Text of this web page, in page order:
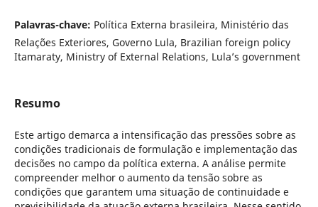
Palavras-chave: Política Externa brasileira, Ministério das
Relações Exteriores, Governo Lula, Brazilian foreign policy
Itamaraty, Ministry of External Relations, Lula’s government
Resumo
Este artigo demarca a intensificação das pressões sobre as
condições tradicionais de formulação e implementação das
decisões no campo da política externa. A análise permite
compreender melhor o aumento da tensão sobre as
condições que garantem uma situação de continuidade e